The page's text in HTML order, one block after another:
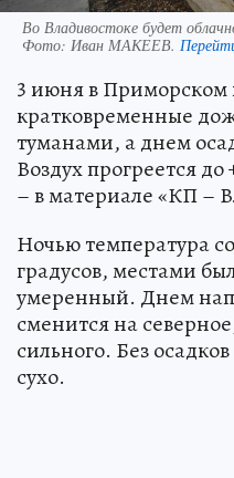
Во Владивостоке будет
Фото: Иван МАКЕЕВ.
3 июня в
кратковременные
туманами, а днем
Воздух прогреется
– в материале «КП –
Ночью температура
градусов, местами
умеренный. Днем
сменится на
сильного. Без
сухо.